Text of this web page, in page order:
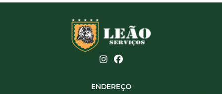
ENDEREÇO